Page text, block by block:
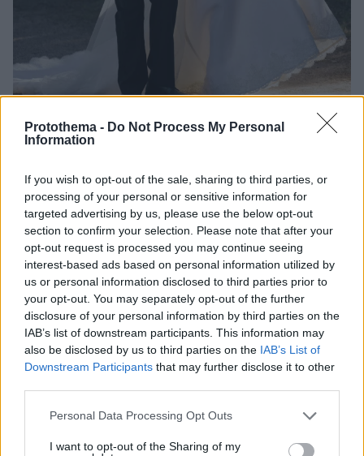
Protothema - Do Not Process My Personal
Information
If you wish to opt-out of the sale, sharing to third parties, or
processing of your personal or sensitive information for
targeted advertising by us, please use the below opt-out
section to confirm your selection. Please note that after your
opt-out request is processed you may continue seeing
interest-based ads based on personal information utilized by
us or personal information disclosed to third parties prior to
your opt-out. You may separately opt-out of the further
disclosure of your personal information by third parties on the
IAB’s list of downstream participants. This information may
also be disclosed by us to third parties on the IAB’s List of
Downstream Participants that may further disclose it to other
Please note that this website/app uses one or more Google
not limited to your visit or usage behaviour. You may click to
Personal Data Processing Opt Outs
I want to opt-out of the Sharing of my